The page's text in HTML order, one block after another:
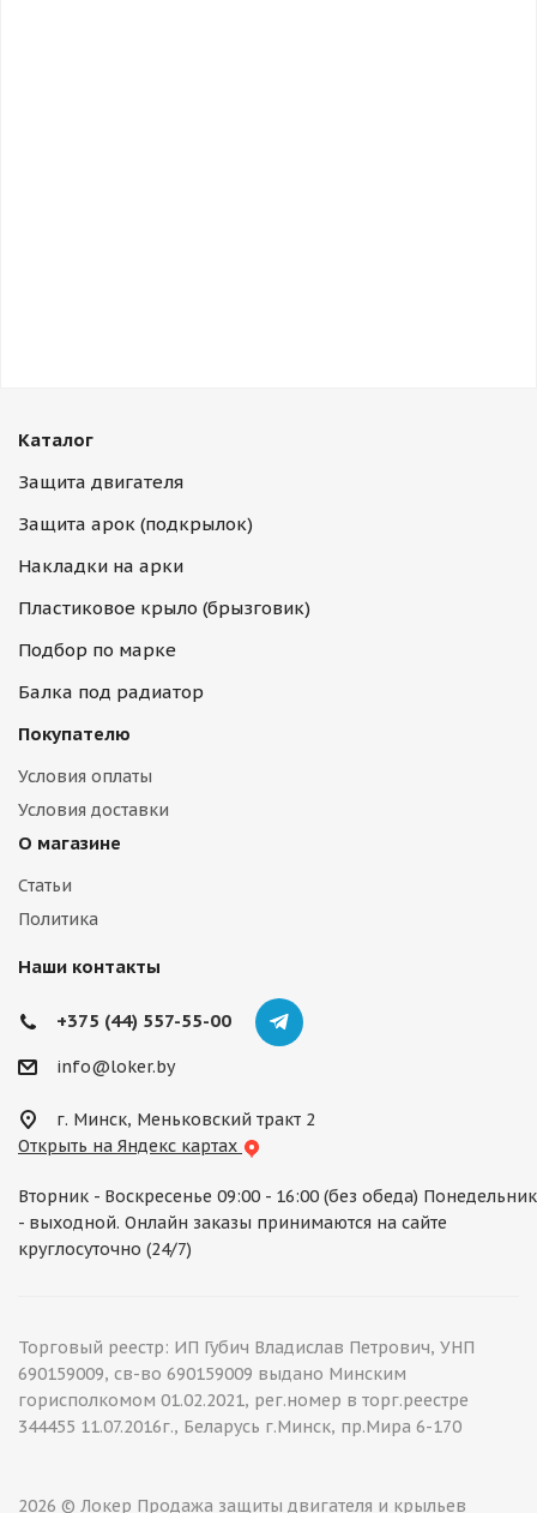
Каталог
Защита двигателя
Защита арок (подкрылок)
Накладки на арки
Пластиковое крыло (брызговик)
Подбор по марке
Балка под радиатор
Покупателю
Условия оплаты
Условия доставки
О магазине
Статьи
Политика
Наши контакты
+375 (44) 557-55-00
info@loker.by
г. Минск, Меньковский тракт 2
Открыть на Яндекс картах
Вторник - Воскресенье 09:00 - 16:00 (без обеда) Понедельник
- выходной. Онлайн заказы принимаются на сайте
круглосуточно (24/7)
Торговый реестр: ИП Губич Владислав Петрович, УНП
690159009, св-во 690159009 выдано Минским
горисполкомом 01.02.2021, рег.номер в торг.реестре
344455 11.07.2016г., Беларусь г.Минск, пр.Мира 6-170
2026 © Локер Продажа защиты двигателя и крыльев